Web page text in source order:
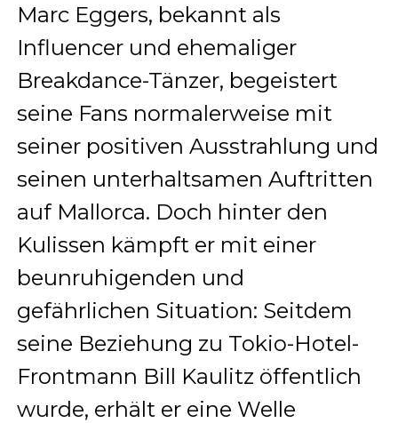
Marc Eggers, bekannt als
Influencer und ehemaliger
Breakdance-Tänzer, begeistert
seine Fans normalerweise mit
seiner positiven Ausstrahlung und
seinen unterhaltsamen Auftritten
auf Mallorca. Doch hinter den
Kulissen kämpft er mit einer
beunruhigenden und
gefährlichen Situation: Seitdem
seine Beziehung zu Tokio-Hotel-
Frontmann Bill Kaulitz öffentlich
wurde, erhält er eine Welle